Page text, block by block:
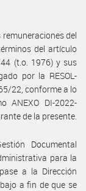
remuneraciones del
del artículo
(t.o. 1976) y sus
por la RESOL-
22, conforme a lo
ANEXO DI-2022-
de la presente.
Documental
para la
a la Dirección
a fin de que se